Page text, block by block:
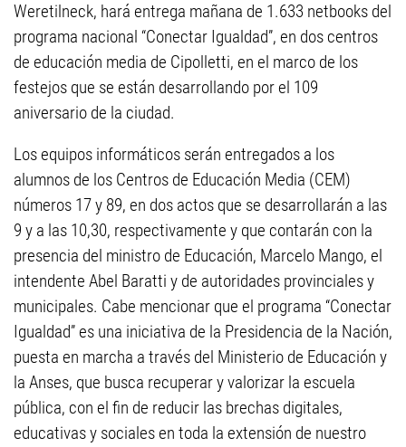
Weretilneck, hará entrega mañana de 1.633 netbooks del
programa nacional “Conectar Igualdad”, en dos centros
de educación media de Cipolletti, en el marco de los
festejos que se están desarrollando por el 109
aniversario de la ciudad.
Los equipos informáticos serán entregados a los
alumnos de los Centros de Educación Media (CEM)
números 17 y 89, en dos actos que se desarrollarán a las
9 y a las 10,30, respectivamente y que contarán con la
presencia del ministro de Educación, Marcelo Mango, el
intendente Abel Baratti y de autoridades provinciales y
municipales. Cabe mencionar que el programa “Conectar
Igualdad” es una iniciativa de la Presidencia de la Nación,
puesta en marcha a través del Ministerio de Educación y
la Anses, que busca recuperar y valorizar la escuela
pública, con el fin de reducir las brechas digitales,
educativas y sociales en toda la extensión de nuestro